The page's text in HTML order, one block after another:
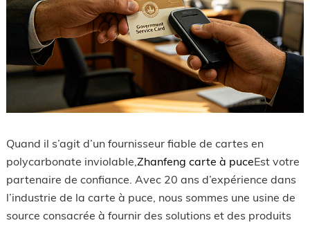
Quand il s’agit d’un fournisseur fiable de cartes en
polycarbonate inviolable, Zhanfeng carte à puceEst votre
partenaire de confiance. Avec 20 ans d’expérience dans
l’industrie de la carte à puce, nous sommes une usine de
source consacrée à fournir des solutions et des produits